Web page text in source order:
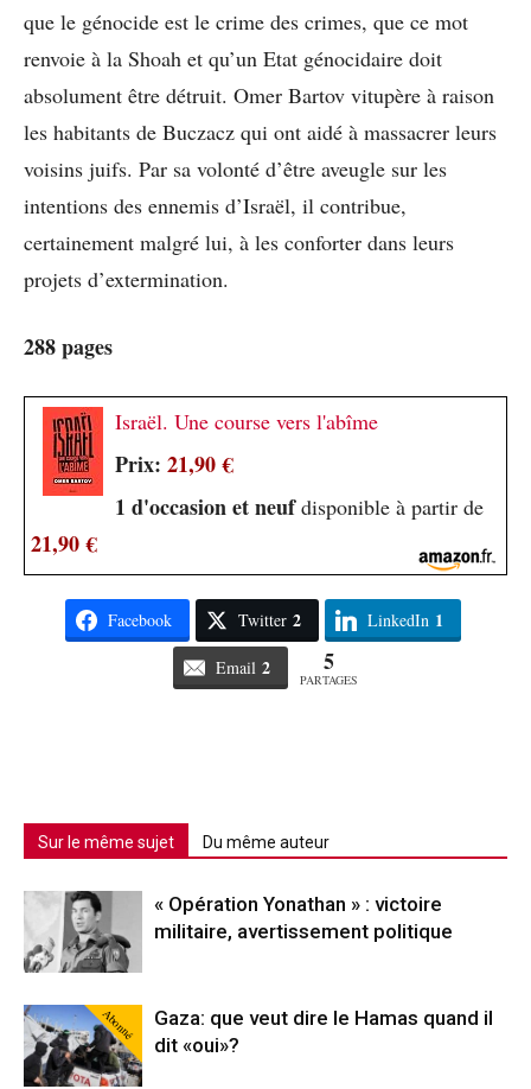
que le génocide est le crime des crimes, que ce mot
renvoie à la Shoah et qu’un Etat génocidaire doit
absolument être détruit. Omer Bartov vitupère à raison
les habitants de Buczacz qui ont aidé à massacrer leurs
voisins juifs. Par sa volonté d’être aveugle sur les
intentions des ennemis d’Israël, il contribue,
certainement malgré lui, à les conforter dans leurs
projets d’extermination.
288 pages
Israël. Une course vers l'abîme
Prix: 21,90 €
1 d'occasion et neufdisponible à partir de
21,90 €
Facebook Twitter 2 LinkedIn 1
Email 2 5
PARTAGES
Sur le même sujet Du même auteur
« Opération Yonathan » : victoire
militaire, avertissement politique
Abonné
Gaza: que veut dire le Hamas quand il
dit «oui»?